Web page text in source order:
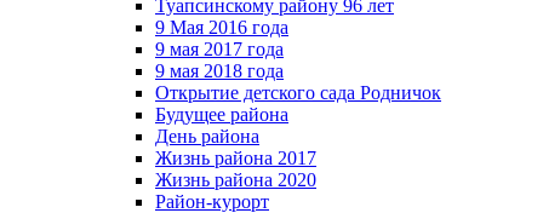
Туапсинскому району 96 лет
9 Мая 2016 года
9 мая 2017 года
9 мая 2018 года
Открытие детского сада Родничок
Будущее района
День района
Жизнь района 2017
Жизнь района 2020
Район-курорт